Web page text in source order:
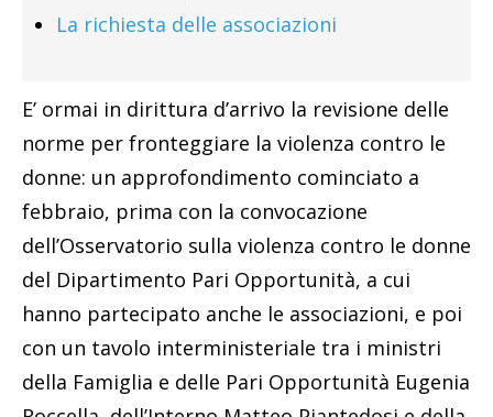
La richiesta delle associazioni
E’ ormai in dirittura d’arrivo la revisione delle
norme per fronteggiare la violenza contro le
donne: un approfondimento cominciato a
febbraio, prima con la convocazione
dell’Osservatorio sulla violenza contro le donne
del Dipartimento Pari Opportunità, a cui
hanno partecipato anche le associazioni, e poi
con un tavolo interministeriale tra i ministri
della Famiglia e delle Pari Opportunità Eugenia